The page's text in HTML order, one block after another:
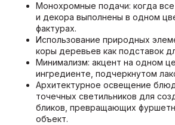
Монохромные подачи: когда
и декора выполнены в одном
фактурах.
Использование природных
коры деревьев как подставок
Минимализм: акцент на одном
ингредиенте, подчеркнутом
Архитектурное освещение
точечных светильников для
бликов, превращающих
объект.